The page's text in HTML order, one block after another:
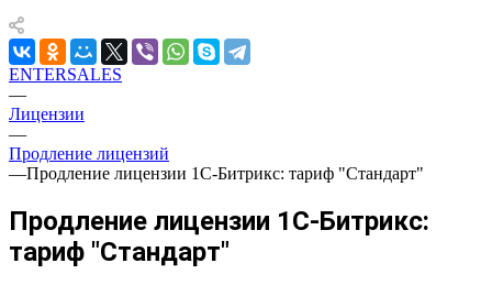
ENTERSALES
—
Лицензии
—
Продление лицензий
—Продление лицензии 1С-Битрикс: тариф "Стандарт"
Продление лицензии 1С-Битрикс:
тариф "Стандарт"